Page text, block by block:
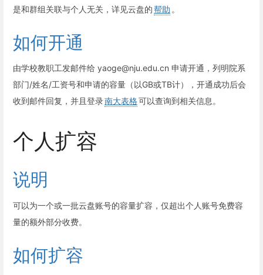
是和群组关联与个人无关，详见云盘的帮助 。
如何开通
由学校教职工发邮件给 yaoge@nju.edu.cn 申请开通，列明院系
部门/姓名/工资号和申请的容量（以GB或TB计），开通成功后会
收到邮件回复，并且登录南大表格可以查询到相关信息。
个人扩容
说明
可以为一个或一批云盘账号的容量扩容，仅超出个人账号免费容
量的额外部分收费。
如何扩容